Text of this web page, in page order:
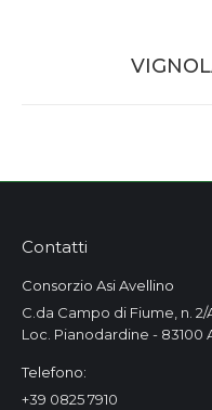
Contatti
Consorzio Asi Avellino
C.da Campo di Fiume, n. 2/
Loc. Pianodardine - 83100
Telefono:
+39 0825 7910